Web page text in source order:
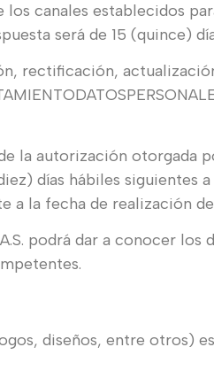
los canales establecidos
será de 15 (quince)
rectificación,
la autorización otorgada
días hábiles siguientes
a la fecha de realización
podrá dar a conocer
diseños, entre otros)